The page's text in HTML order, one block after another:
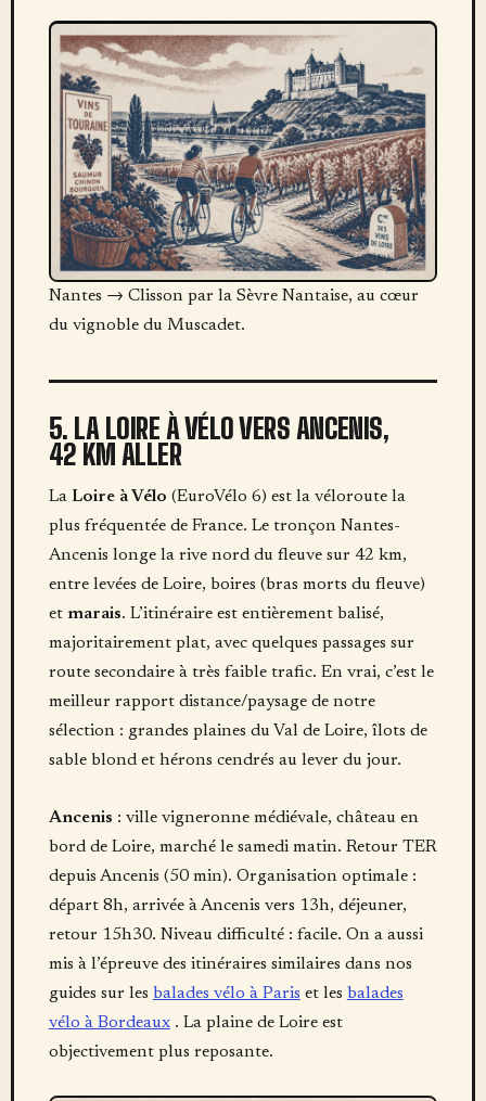
Nantes → Clisson par la Sèvre Nantaise, au cœur
du vignoble du Muscadet.
5. LA LOIRE À VÉLO VERS ANCENIS,
42 KM ALLER
La Loire à Vélo (EuroVélo 6) est la véloroute la
plus fréquentée de France. Le tronçon Nantes-
Ancenis longe la rive nord du fleuve sur 42 km,
entre levées de Loire, boires (bras morts du fleuve)
et marais. L’itinéraire est entièrement balisé,
majoritairement plat, avec quelques passages sur
route secondaire à très faible trafic. En vrai, c’est le
meilleur rapport distance/paysage de notre
sélection : grandes plaines du Val de Loire, îlots de
sable blond et hérons cendrés au lever du jour.
Ancenis : ville vigneronne médiévale, château en
bord de Loire, marché le samedi matin. Retour TER
depuis Ancenis (50 min). Organisation optimale :
départ 8h, arrivée à Ancenis vers 13h, déjeuner,
retour 15h30. Niveau difficulté : facile. On a aussi
mis à l’épreuve des itinéraires similaires dans nos
guides sur les balades vélo à Paris et les balades
vélo à Bordeaux. La plaine de Loire est
objectivement plus reposante.